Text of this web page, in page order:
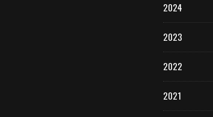
2024
2023
2022
2021